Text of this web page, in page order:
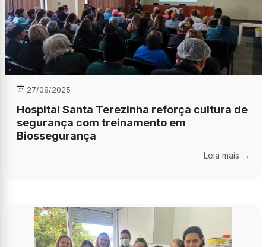
27/08/2025
Hospital Santa Terezinha reforça cultura de
segurança com treinamento em
Biossegurança
Leia mais →